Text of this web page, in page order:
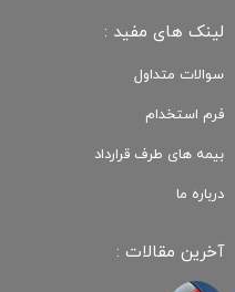
لینک های مفید :
سوالات متداول
فرم استخدام
بیمه های طرف قرارداد
درباره ما
آخرین مقالات :